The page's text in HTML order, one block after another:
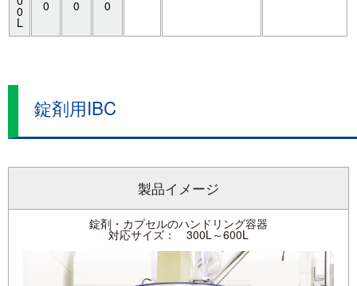
0
L
0 0 0
錠剤用IBC
製品イメージ
錠剤・カプセルのハンドリング容器
対応サイズ： 300L～600L